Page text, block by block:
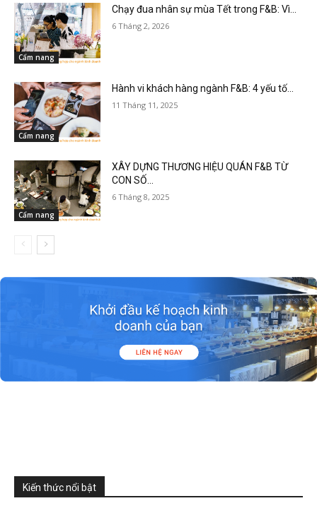
Cẩm nang
Chạy đua nhân sự mùa Tết trong F&B: Vì...
6 Tháng 2, 2026
Cẩm nang
Hành vi khách hàng ngành F&B: 4 yếu tố...
11 Tháng 11, 2025
Cẩm nang
XÂY DỰNG THƯƠNG HIỆU QUÁN F&B TỪ
CON SỐ...
6 Tháng 8, 2025
Kiến thức nổi bật